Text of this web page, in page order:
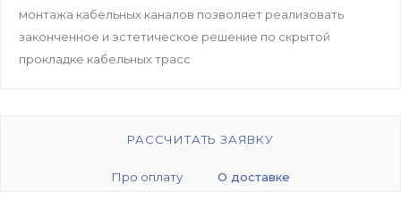
монтажа кабельных каналов позволяет реализовать
законченное и эстетическое решение по скрытой
прокладке кабельных трасс
РАССЧИТАТЬ ЗАЯВКУ
Про оплату О доставке